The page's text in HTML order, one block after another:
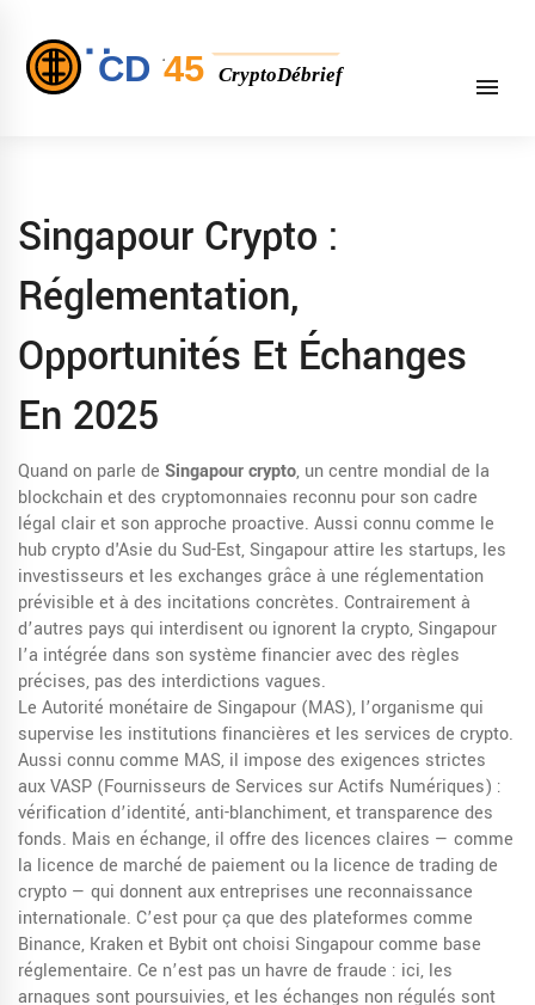
Singapour Crypto :
Réglementation,
Opportunités Et Échanges
En 2025
Quand on parle de Singapour crypto, un centre mondial de la
blockchain et des cryptomonnaies reconnu pour son cadre
légal clair et son approche proactive. Aussi connu comme le
hub crypto d'Asie du Sud-Est, Singapour attire les startups, les
investisseurs et les exchanges grâce à une réglementation
prévisible et à des incitations concrètes. Contrairement à
d’autres pays qui interdisent ou ignorent la crypto, Singapour
l’a intégrée dans son système financier avec des règles
précises, pas des interdictions vagues.
Le Autorité monétaire de Singapour (MAS), l’organisme qui
supervise les institutions financières et les services de crypto.
Aussi connu comme MAS, il impose des exigences strictes
auxVASP (Fournisseurs de Services sur Actifs Numériques) :
vérification d’identité, anti-blanchiment, et transparence des
fonds. Mais en échange, il offre des licences claires — comme
la licence de marché de paiement ou la licence de trading de
crypto — qui donnent aux entreprises une reconnaissance
internationale. C’est pour ça que des plateformes comme
Binance, Kraken et Bybit ont choisi Singapour comme base
réglementaire. Ce n’est pas un havre de fraude : ici, les
arnaques sont poursuivies, et les échanges non régulés sont